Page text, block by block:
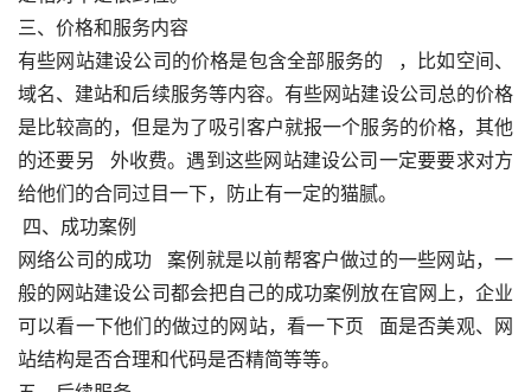
三、价格和服务内容
有些网站建设公司的价格是包含全部服务的   ，比如空间、
域名、建站和后续服务等内容。有些网站建设公司总的价格
是比较高的，但是为了吸引客户就报一个服务的价格，其他
的还要另   外收费。遇到这些网站建设公司一定要要求对方
给他们的合同过目一下，防止有一定的猫腻。
四、成功案例
网络公司的成功   案例就是以前帮客户做过的一些网站，一
般的网站建设公司都会把自己的成功案例放在官网上，企业
可以看一下他们的做过的网站，看一下页   面是否美观、网
站结构是否合理和代码是否精简等等。